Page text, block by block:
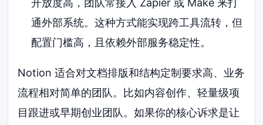
开放度高，团队常接入 Zapier 或 Make 来打
通外部系统。这种方式能实现跨工具流转，但
配置门槛高，且依赖外部服务稳定性。
Notion 适合对文档排版和结构定制要求高、业务
流程相对简单的团队。比如内容创作、轻量级项
目跟进或早期创业团队。如果你的核心诉求是让